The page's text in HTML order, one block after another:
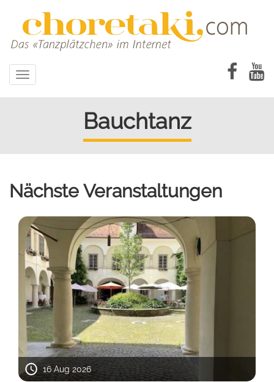
Toggle
navigation
Bauchtanz
Nächste Veranstaltungen
16 Aug 2026